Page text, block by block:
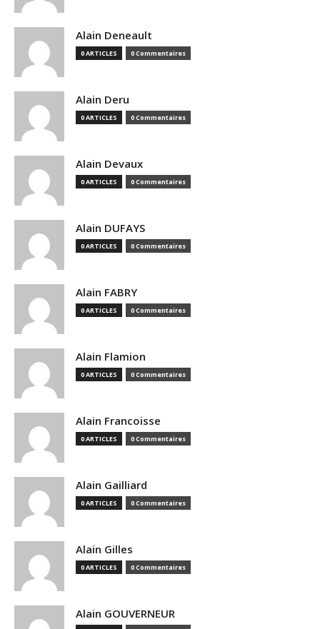
Alain Deneault
0 ARTICLES 0 Commentaires
Alain Deru
0 ARTICLES 0 Commentaires
Alain Devaux
0 ARTICLES 0 Commentaires
Alain DUFAYS
0 ARTICLES 0 Commentaires
Alain FABRY
0 ARTICLES 0 Commentaires
Alain Flamion
0 ARTICLES 0 Commentaires
Alain Francoisse
0 ARTICLES 0 Commentaires
Alain Gailliard
0 ARTICLES 0 Commentaires
Alain Gilles
0 ARTICLES 0 Commentaires
Alain GOUVERNEUR